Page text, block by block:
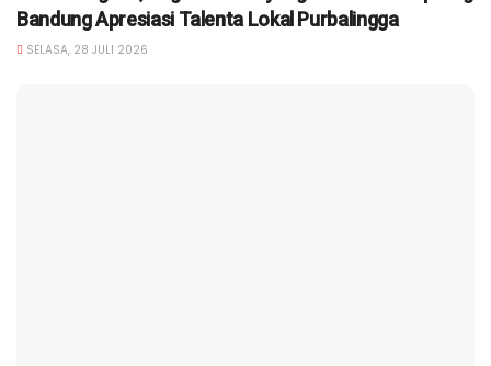
Bandung Apresiasi Talenta Lokal Purbalingga
SELASA, 28 JULI 2026